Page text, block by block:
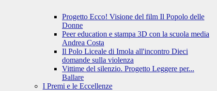
Progetto Ecco! Visione del film Il Popolo delle
Donne
Peer education e stampa 3D con la scuola media
Andrea Costa
Il Polo Liceale di Imola all'incontro Dieci
domande sulla violenza
Vittime del silenzio. Progetto Leggere per...
Ballare
I Premi e le Eccellenze